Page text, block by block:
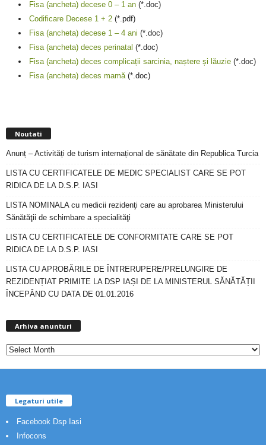
Fisa (ancheta) decese 0 – 1 an (*.doc)
Codificare Decese 1 + 2 (*.pdf)
Fisa (ancheta) decese 1 – 4 ani (*.doc)
Fisa (ancheta) deces perinatal (*.doc)
Fisa (ancheta) deces complicații sarcinia, naștere și lăuzie (*.doc)
Fisa (ancheta) deces mamă (*.doc)
Noutati
Anunț – Activități de turism internațional de sănătate din Republica Turcia
LISTA CU CERTIFICATELE DE MEDIC SPECIALIST CARE SE POT
RIDICA DE LA D.S.P. IASI
LISTA NOMINALA cu medicii rezidenţi care au aprobarea Ministerului
Sănătăţii de schimbare a specialităţi
LISTA CU CERTIFICATELE DE CONFORMITATE CARE SE POT
RIDICA DE LA D.S.P. IASI
LISTA CU APROBĂRILE DE ÎNTRERUPERE/PRELUNGIRE DE
REZIDENȚIAT PRIMITE LA DSP IAȘI DE LA MINISTERUL SĂNĂTĂȚII
ÎNCEPÂND CU DATA DE 01.01.2016
Arhiva anunturi
Legaturi utile
Facebook Dsp Iasi
Infocons